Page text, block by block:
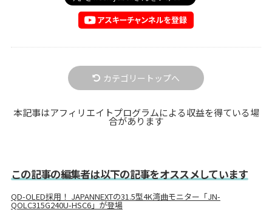
カテゴリートップへ
本記事はアフィリエイトプログラムによる収益を得ている場
合があります
この記事の編集者は以下の記事をオススメしています
QD-OLED採用！ JAPANNEXTの31.5型4K湾曲モニター「JN-
QOLC315G240U-HSC6」が登場